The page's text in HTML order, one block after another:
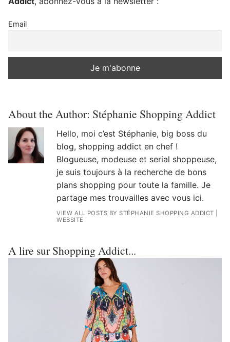
Email
About the Author: Stéphanie Shopping Addict
Hello, moi c’est Stéphanie, big boss du
blog, shopping addict en chef !
Blogueuse, modeuse et serial shoppeuse,
je suis toujours à la recherche de bons
plans shopping pour toute la famille. Je
partage mes trouvailles avec vous ici.
VIEW ALL POSTS BY STÉPHANIE SHOPPING ADDICT
WEBSITE
A lire sur Shopping Addict...